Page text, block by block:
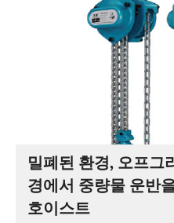
밀폐된 환경, 오프그
경에서 중량물 운반
호이스트